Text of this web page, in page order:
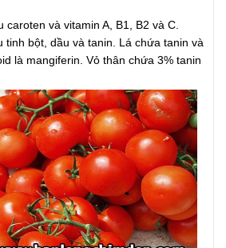
caroten và vitamin A, B1, B2 và C.
tinh bột, dầu và tanin. Lá chứa tanin và
là mangiferin. Vỏ thân chứa 3% tanin